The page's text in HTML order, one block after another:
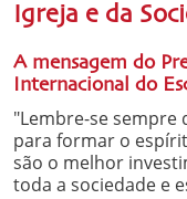
Igreja e da
A mensagem do
Internacional do
"Lembre-se sempre
para formar o
são o melhor
toda a sociedade e